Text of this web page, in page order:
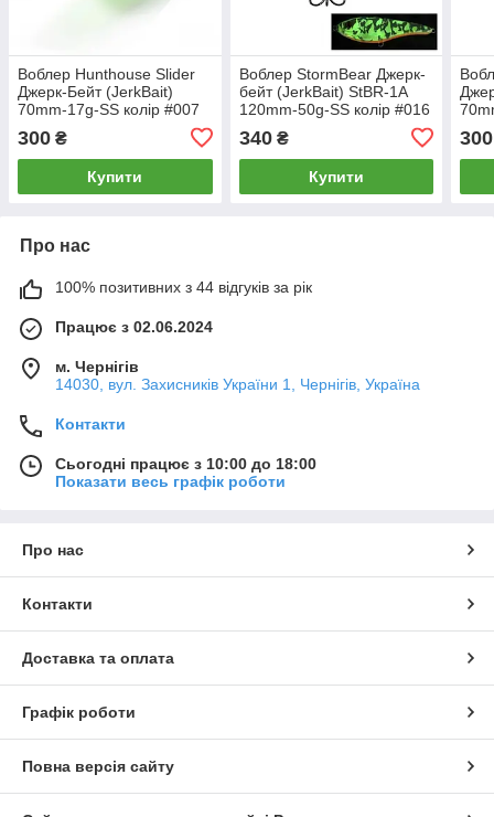
Воблер Hunthouse Slider
Джерк-Бейт (JerkBait)
70mm-17g-SS колір #007
300 ₴
Купити
Воблер StormBear Джерк-
бейт (JerkBait) StBR-1A
120mm-50g-SS колір #016
340₴
Купити
300
Про нас
100% позитивних з 44 відгуків за рік
Працює з 02.06.2024
м. Чернігів
14030, вул. Захисників України 1, Чернігів, Україна
Контакти
Сьогодні працює з 10:00 до 18:00
Показати весь графік роботи
Про нас
Контакти
Доставка та оплата
Графік роботи
Повна версія сайту